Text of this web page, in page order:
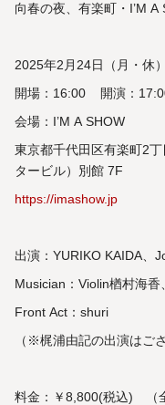
向春の夜、有楽町・I’M A
2025年2月24日（月・休）
開場：16:00 開演：
会場：I’M A SHOW
東京都千代田区有楽町2
タービル）別館 7F
https://imashow.jp
出演：YURIKO KAIDA、
Musician：Violin楢村海香
Front Act：shuri
（※梶浦由記の出演はご
料金：￥8,800(税込) （